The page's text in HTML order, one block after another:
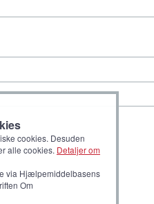
cookies. Desuden
alle cookies. Detaljer om
via Hjælpemiddelbasens
Om